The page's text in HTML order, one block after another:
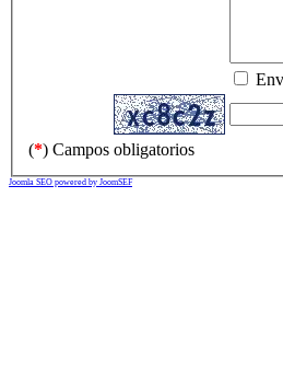
(*) Campos obligatorios
Joomla SEO powered by JoomSEF